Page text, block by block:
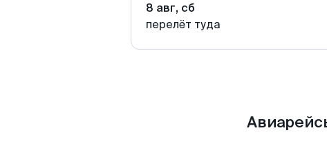
8 авг, сб
перелёт туда